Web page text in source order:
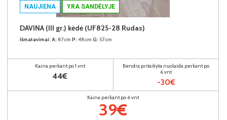
NAUJIENA YRA SANDĖLYJE
DAVINA (III gr.) kėdė (UF825-28 Rudas)
Išmatavimai: A: 87cm P: 48cm G: 57cm
Kaina perkant po 1 vnt
44€
Bendra pritaikyta nuolaida perkant po
6 vnt
-30€
Kaina perkant po 6 vnt
39€